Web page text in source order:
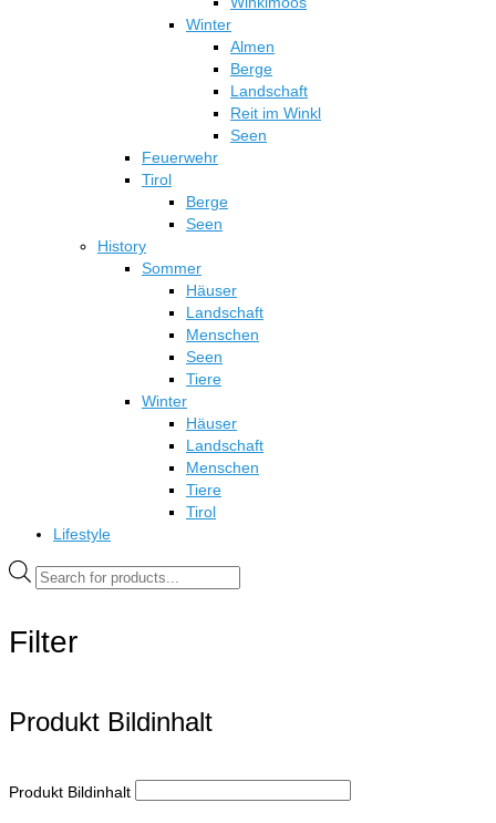
Winter
Almen
Berge
Landschaft
Reit im Winkl
Seen
Feuerwehr
Tirol
Berge
Seen
History
Sommer
Häuser
Landschaft
Menschen
Seen
Tiere
Winter
Häuser
Landschaft
Menschen
Tiere
Tirol
Lifestyle
Products
search
Filter
Produkt Bildinhalt
Produkt Bildinhalt